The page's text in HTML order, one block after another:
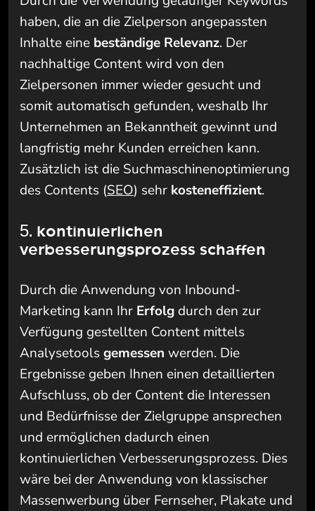
haben, die an die Zielperson angepassten
Inhalte eine beständige Relevanz. Der
nachhaltige Content wird von den
Zielpersonen immer wieder gesucht und
somit automatisch gefunden, weshalb Ihr
Unternehmen an Bekanntheit gewinnt und
langfristig mehr Kunden erreichen kann.
Zusätzlich ist die Suchmaschinenoptimierung
des Contents (SEO) sehr kosteneffizient.
5. kontinuierlichen
verbesserungsprozess schaffen
Durch die Anwendung von Inbound-
Marketing kann Ihr Erfolg durch den zur
Verfügung gestellten Content mittels
Analysetoolsgemessen werden. Die
Ergebnisse geben Ihnen einen detaillierten
Aufschluss, ob der Content die Interessen
und Bedürfnisse der Zielgruppe ansprechen
und ermöglichen dadurch einen
kontinuierlichen Verbesserungsprozess. Dies
wäre bei der Anwendung von klassischer
Massenwerbung über Fernseher, Plakate und